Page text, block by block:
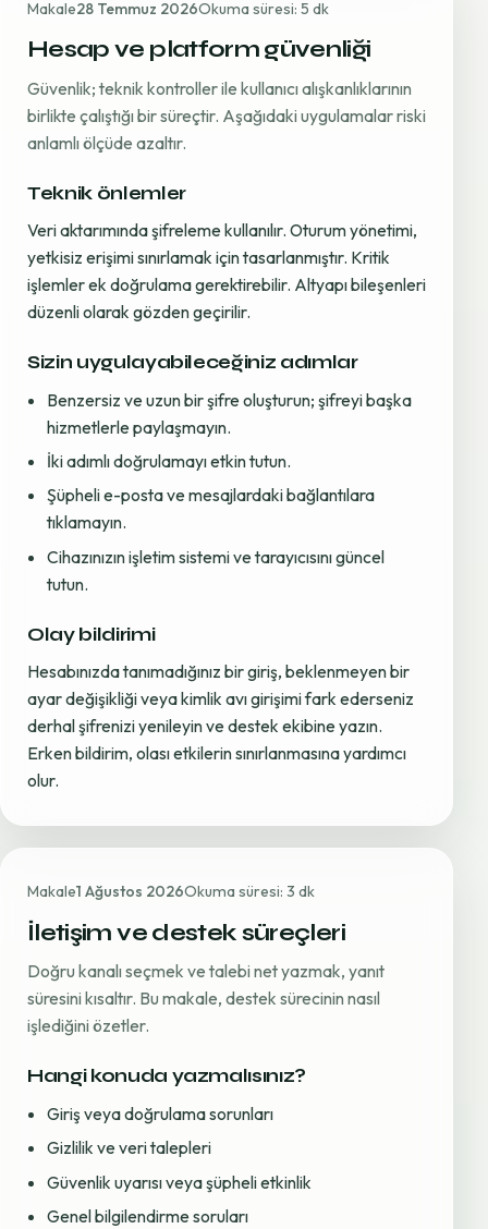
Makale28 Temmuz 2026Okuma süresi: 5 dk
Hesap ve platform güvenliği
Güvenlik; teknik kontroller ile kullanıcı alışkanlıklarının
birlikte çalıştığı bir süreçtir. Aşağıdaki uygulamalar riski
anlamlı ölçüde azaltır.
Teknik önlemler
Veri aktarımında şifreleme kullanılır. Oturum yönetimi,
yetkisiz erişimi sınırlamak için tasarlanmıştır. Kritik
işlemler ek doğrulama gerektirebilir. Altyapı bileşenleri
düzenli olarak gözden geçirilir.
Sizin uygulayabileceğiniz adımlar
Benzersiz ve uzun bir şifre oluşturun; şifreyi başka
hizmetlerle paylaşmayın.
İki adımlı doğrulamayı etkin tutun.
Şüpheli e-posta ve mesajlardaki bağlantılara
tıklamayın.
Cihazınızın işletim sistemi ve tarayıcısını güncel
tutun.
Olay bildirimi
Hesabınızda tanımadığınız bir giriş, beklenmeyen bir
ayar değişikliği veya kimlik avı girişimi fark ederseniz
derhal şifrenizi yenileyin ve destek ekibine yazın.
Erken bildirim, olası etkilerin sınırlanmasına yardımcı
olur.
Makale1 Ağustos 2026Okuma süresi: 3 dk
İletişim ve destek süreçleri
Doğru kanalı seçmek ve talebi net yazmak, yanıt
süresini kısaltır. Bu makale, destek sürecinin nasıl
işlediğini özetler.
Hangi konuda yazmalısınız?
Giriş veya doğrulama sorunları
Gizlilik ve veri talepleri
Güvenlik uyarısı veya şüpheli etkinlik
Genel bilgilendirme soruları